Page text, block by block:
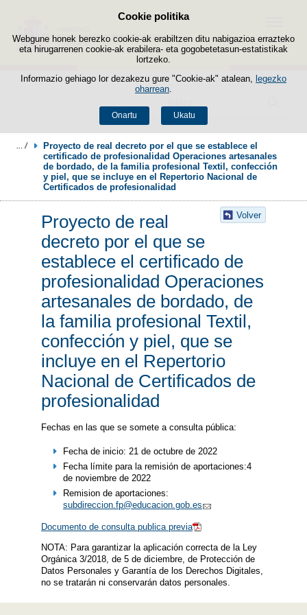
Cookie politika
Webgune honek berezko cookie-ak erabiltzen ditu nabigazioa errazteko
eta hirugarrenen cookie-ak erabilera- eta gogobetetasun-estatistikak
lortzeko.
Informazio gehiago lor dezakezu gure "Cookie-ak" atalean, legezko
oharrean
Onartu Ukatu
Edukira salto egin
Menua
Proyecto de real decreto por el que se establece el
certificado de profesionalidad Operaciones artesanales
de bordado, de la familia profesional Textil, confección
y piel, que se incluye en el Repertorio Nacional de
Certificados de profesionalidad
Volver
Proyecto de real
decreto por el que se
establece el certificado de
profesionalidad Operaciones
artesanales de bordado, de
la familia profesional Textil,
confección y piel, que se
incluye en el Repertorio
Nacional de Certificados de
profesionalidad
Fechas en las que se somete a consulta pública:
Fecha de inicio: 21 de octubre de 2022
Fecha límite para la remisión de aportaciones:4
de noviembre de 2022
Remision de aportaciones:
subdireccion.fp@educacion.gob.es
Documento de consulta publica previa
NOTA: Para garantizar la aplicación correcta de la Ley
Orgánica 3/2018, de 5 de diciembre, de Protección de
Datos Personales y Garantía de los Derechos Digitales,
no se tratarán ni conservarán datos personales.